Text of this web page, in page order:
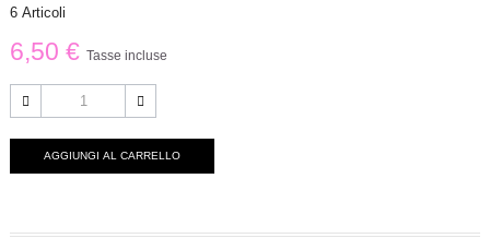
6 Articoli
6,50 € Tasse incluse
AGGIUNGI AL CARRELLO